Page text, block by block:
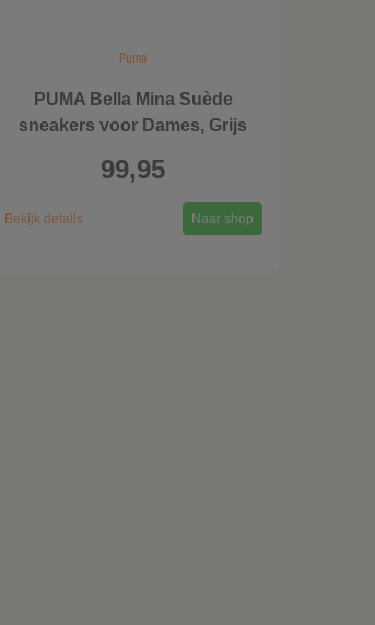
Puma
PUMA Bella Mina Suède
sneakers voor Dames, Grijs
99,95
Bekijk details Naar shop